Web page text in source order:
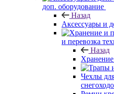
доп. оборудование
Назад
Аксессуары и
и перевозка
Назад
Хранение
Чехлы